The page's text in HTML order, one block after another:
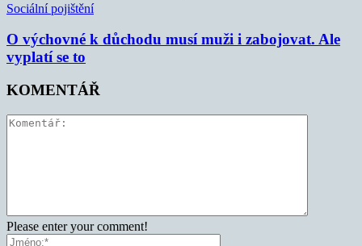
Sociální pojištění
O výchovné k důchodu musí muži i zabojovat. Ale
vyplatí se to
KOMENTÁŘ
Please enter your comment!